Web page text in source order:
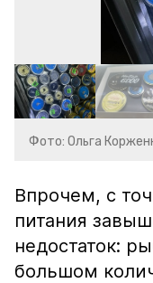
Фото: Ольга
Впрочем, с
питания
недостаток:
большом